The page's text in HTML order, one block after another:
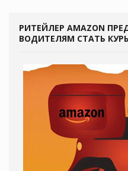
РИТЕЙЛЕР AMAZON
ВОДИТЕЛЯМ СТАТЬ